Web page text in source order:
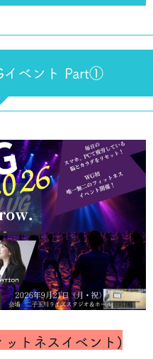
イベント Part①
ットネスイベント)